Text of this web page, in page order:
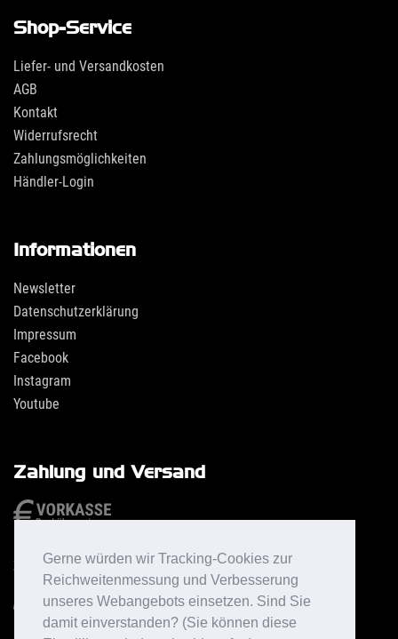
Gerne würden wir Tracking-Cookies zur
Reichweitenmessung und Verbesserung
unseres Webangebots einsetzen. Sind Sie
damit einverstanden? (Sie können diese
Shop-Service
Liefer- und Versandkosten
AGB
Kontakt
Widerrufsrecht
Zahlungsmöglichkeiten
Händler-Login
Informationen
Newsletter
Datenschutzerklärung
Impressum
Facebook
Instagram
Youtube
Zahlung und Versand